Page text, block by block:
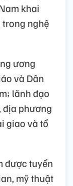
khai
trong nghệ
ương
và Dân
lãnh đạo
địa phương
giao và tổ
được tuyển
mỹ thuật